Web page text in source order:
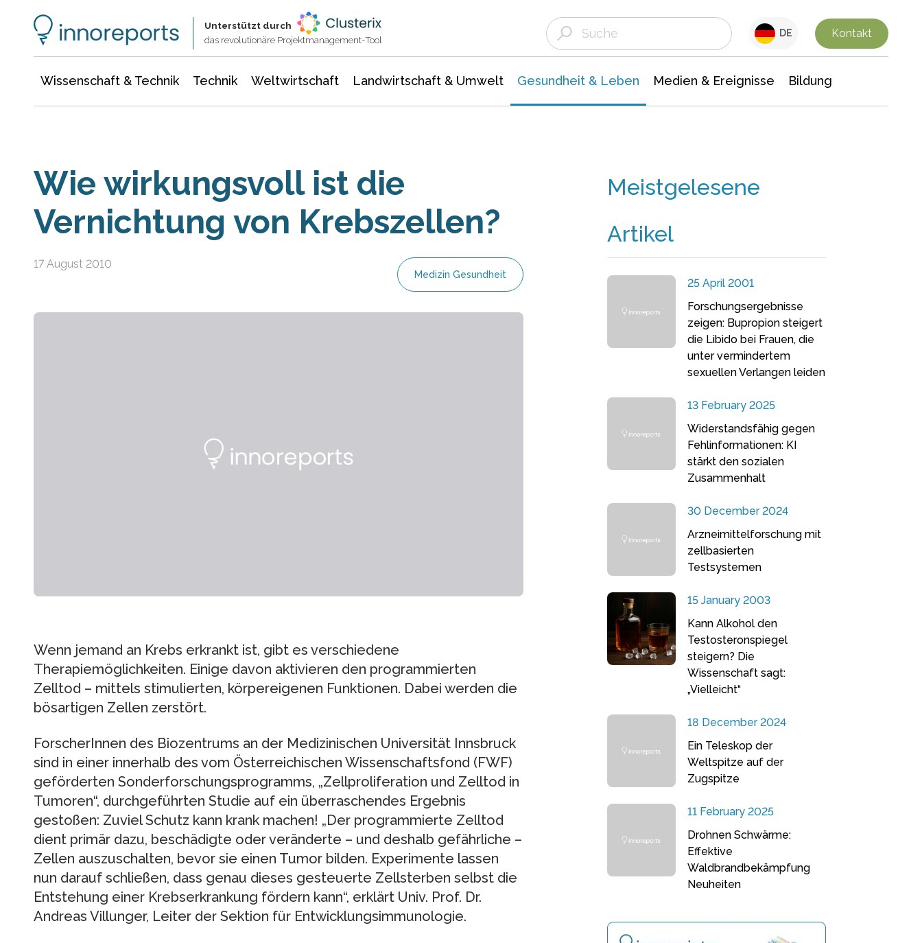
Unterstützt durch
das revolutionäre Projektmanagement-Tool
DE Kontakt
Wissenschaft & Technik Technik Weltwirtschaft Landwirtschaft & Umwelt Gesundheit & Leben Medien & Ereignisse Bildung
Wie wirkungsvoll ist die
Vernichtung von Krebszellen?
17 August 2010
Medizin Gesundheit
Wenn jemand an Krebs erkrankt ist, gibt es verschiedene
Therapiemöglichkeiten. Einige davon aktivieren den programmierten
Zelltod – mittels stimulierten, körpereigenen Funktionen. Dabei werden die
bösartigen Zellen zerstört.
ForscherInnen des Biozentrums an der Medizinischen Universität Innsbruck
sind in einer innerhalb des vom Österreichischen Wissenschaftsfond (FWF)
geförderten Sonderforschungsprogramms, „Zellproliferation und Zelltod in
Tumoren“, durchgeführten Studie auf ein überraschendes Ergebnis
gestoßen: Zuviel Schutz kann krank machen! „Der programmierte Zelltod
dient primär dazu, beschädigte oder veränderte – und deshalb gefährliche –
Zellen auszuschalten, bevor sie einen Tumor bilden. Experimente lassen
nun darauf schließen, dass genau dieses gesteuerte Zellsterben selbst die
Entstehung einer Krebserkrankung fördern kann“, erklärt Univ. Prof. Dr.
Andreas Villunger, Leiter der Sektion für Entwicklungsimmunologie.
Meistgelesene
Artikel
25 April 2001
Forschungsergebnisse
zeigen: Bupropion steigert
die Libido bei Frauen, die
unter vermindertem
sexuellen Verlangen leiden
13 February 2025
Widerstandsfähig gegen
Fehlinformationen: KI
stärkt den sozialen
Zusammenhalt
30 December 2024
Arzneimittelforschung mit
zellbasierten
Testsystemen
15 January 2003
Kann Alkohol den
Testosteronspiegel
steigern? Die
Wissenschaft sagt:
„Vielleicht“
18 December 2024
Ein Teleskop der
Weltspitze auf der
Zugspitze
11 February 2025
Drohnen Schwärme:
Effektive
Waldbrandbekämpfung
Neuheiten